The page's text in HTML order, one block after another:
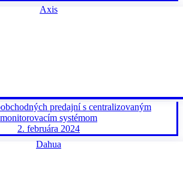
Axis
predajní s centralizovaným
monitorovacím systémom
2. februára 2024
Dahua